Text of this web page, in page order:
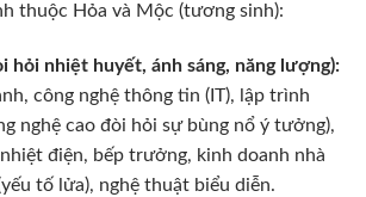
thuộc Hỏa và Mộc (tương sinh):
hỏi nhiệt huyết, ánh sáng, năng lượng):
công nghệ thông tin (IT), lập trình
nghệ cao đòi hỏi sự bùng nổ ý tưởng),
điện, bếp trưởng, kinh doanh nhà
tố lửa), nghệ thuật biểu diễn.